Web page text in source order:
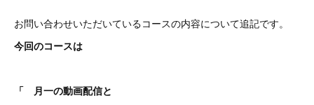
お問い合わせいただいているコースの内容について追記です。
今回のコースは
「 月一の動画配信と